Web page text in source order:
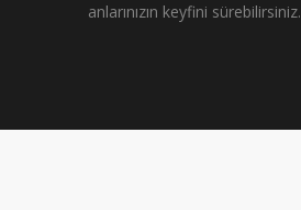
anlarınızın keyfini sürebilirsiniz.